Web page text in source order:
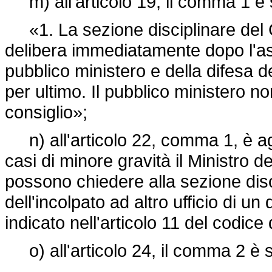
«1. La sezione disciplinare del
delibera immediatamente dopo
pubblico ministero e della difesa
per ultimo. Il pubblico ministero
consiglio»;
n) all'articolo 22, comma 1, è
casi di minore gravità il Ministro
possono chiedere alla sezione
dell'incolpato ad altro ufficio di un
indicato nell'articolo 11 del
o) all'articolo 24, il comma 2 è